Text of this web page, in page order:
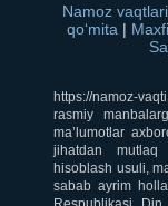
Namoz vaqtlari
qo‘mita |
https://namoz-
rasmiy
ma’lumotlar
jihatdan mutlaq
hisoblash usuli,
sabab ayrim